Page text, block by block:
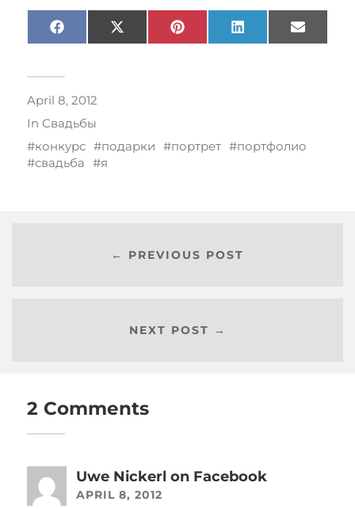
Facebook X
(Twitter)
Pinterest LinkedIn Email
April 8, 2012
In Свадьбы
конкурс
подарки портрет
портфолио
свадьба
я
← PREVIOUS POST
NEXT POST →
2 Comments
Uwe Nickerl on Facebook
APRIL 8, 2012